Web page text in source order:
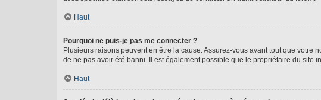
Haut
Pourquoi ne puis-je pas me connecter ?
Plusieurs raisons peuvent en être la cause. Assurez-vous avant tout que votre
de ne pas avoir été banni. Il est également possible que le propriétaire du site
Haut